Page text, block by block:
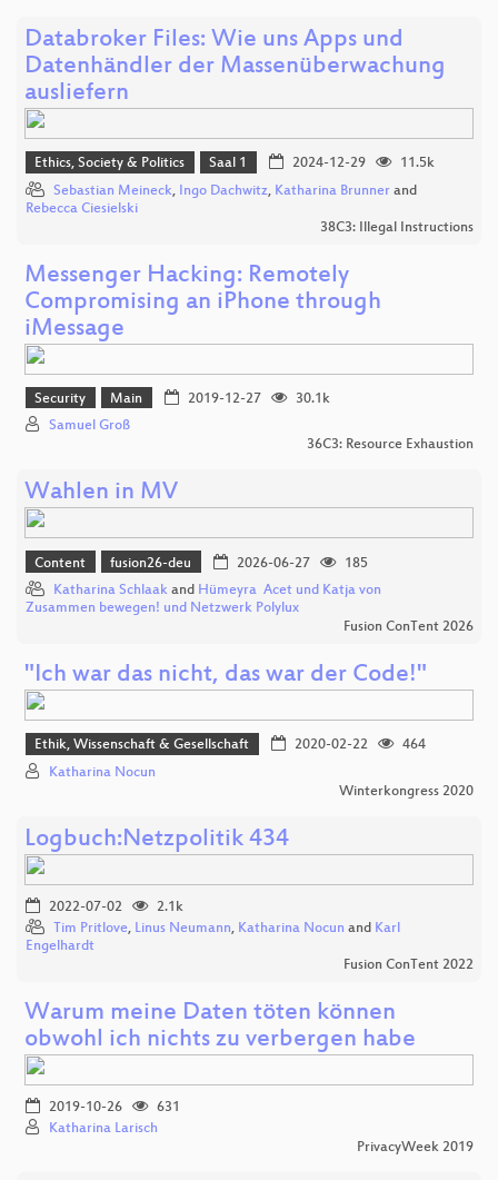
Databroker Files: Wie uns Apps und
Datenhändler der Massenüberwachung
ausliefern
Ethics, Society & Politics Saal 1 2024-12-29
11.5k
Sebastian Meineck, Ingo Dachwitz, Katharina Brunner and
Rebecca Ciesielski
38C3: Illegal Instructions
Messenger Hacking: Remotely
Compromising an iPhone through
iMessage
Security Main 2019-12-27
30.1k
Samuel Groß
36C3: Resource Exhaustion
Wahlen in MV
Content fusion26-deu 2026-06-27
185
Katharina Schlaak and Hümeyra Acet und Katja von
Zusammen bewegen! und Netzwerk Polylux
Fusion ConTent 2026
"Ich war das nicht, das war der Code!"
Ethik, Wissenschaft & Gesellschaft 2020-02-22
464
Katharina Nocun
Winterkongress 2020
Logbuch:Netzpolitik 434
2022-07-02
2.1k
Tim Pritlove, Linus Neumann, Katharina Nocun and Karl
Engelhardt
Fusion ConTent 2022
Warum meine Daten töten können
obwohl ich nichts zu verbergen habe
2019-10-26
631
Katharina Larisch
PrivacyWeek 2019